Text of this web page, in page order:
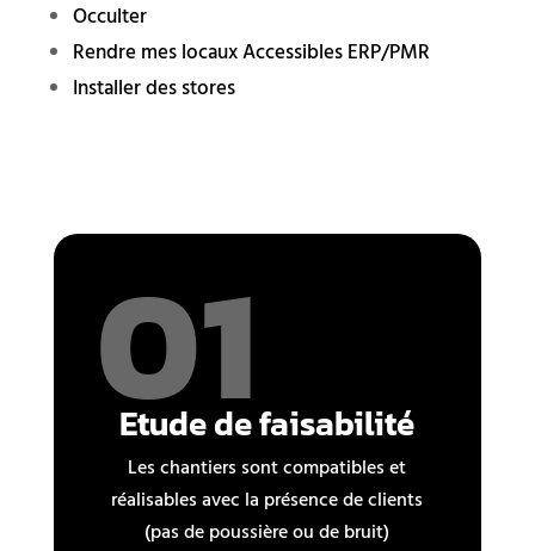
Occulter
Rendre mes locaux Accessibles ERP/PMR
Installer des stores
01
Etude de faisabilité
Les chantiers sont compatibles et
réalisables avec la présence de clients
(pas de poussière ou de bruit)